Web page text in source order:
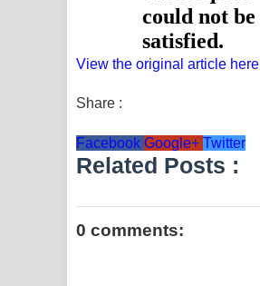
View the original article here
Share :
Facebook Google+ Twitter
Related Posts :
0 comments: